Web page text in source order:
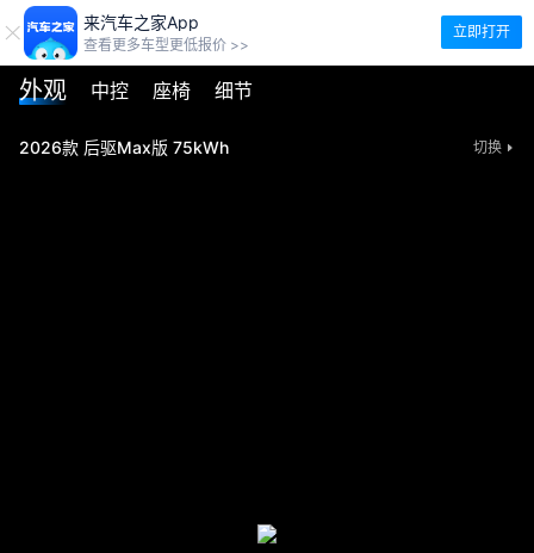
来汽车之家App
查看更多车型更低报价 >>
立即打开
外观 中控 座椅 细节
2026款 后驱Max版 75kWh 切换